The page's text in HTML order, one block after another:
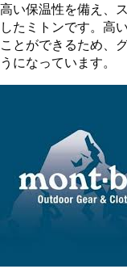
高い保温性を備え、
したミトンです。高
ことができるため、
うになっています。